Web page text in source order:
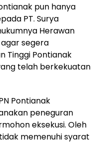
pun hanya
PT. Surya
Herawan
agar segera
Tinggi Pontianak
telah berkekuatan
Pontianak
peneguran
eksekusi. Oleh
memenuhi syarat